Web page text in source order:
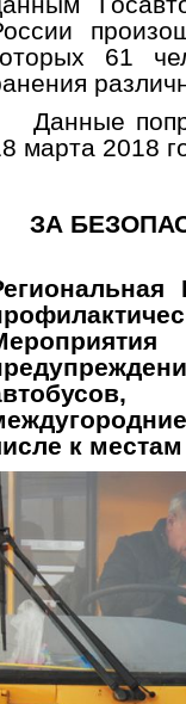
61
Данные
марта 2018
ЗА
к